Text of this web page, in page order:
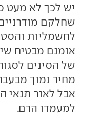
יש לכך לא מעט
שחלקם
לחשמליות
אומנם מבטיח
של הסינים
מחיר נמוך
אבל לאור תנאי
למעמדו הרם.